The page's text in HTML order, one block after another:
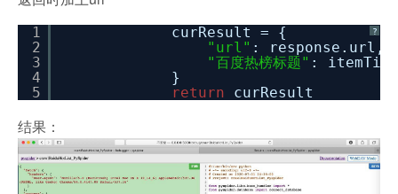
?
1
2
3
4
5
curResult = {
"url" : response.url,
"百度热榜标题" :
}
return
curResult
结果：